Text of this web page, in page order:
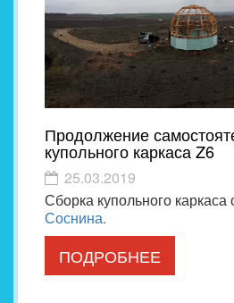
Продолжение
купольного каркаса Z6
25.03.2019
Сборка купольного каркаса
Соснина.
ПОДРОБНЕЕ